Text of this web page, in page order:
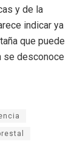
y de la
indicar ya
que puede
se desconoce